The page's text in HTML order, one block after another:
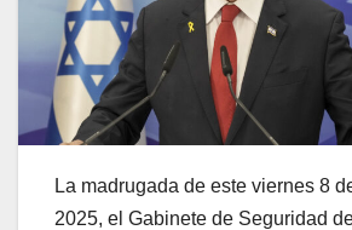
La madrugada de este viernes 8
2025, el Gabinete de Seguridad